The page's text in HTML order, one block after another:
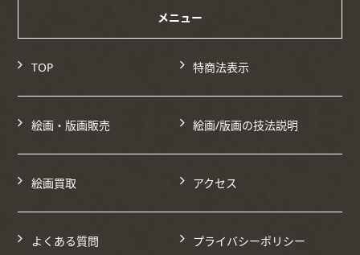
メニュー
TOP 特商法表示
絵画・版画販売 絵画/版画の技法説明
絵画買取 アクセス
よくある質問 プライバシーポリシー